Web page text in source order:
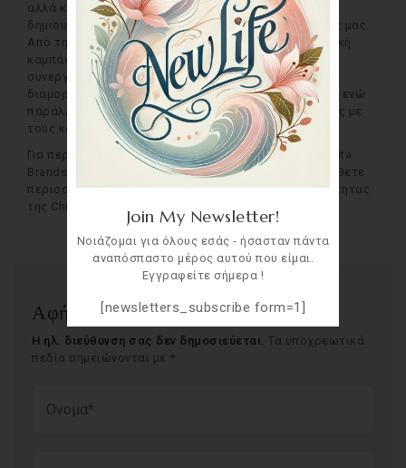
αλλά και τον ρόλο που παίζουν η καινοτομία και η
δημιουργικότητα σε κάθε πτυχή της δραστηριότητάς μας.
Από την πρωτοποριακήYelloway One
έως τη δυναμική
καμπάνια
Pop by Nature, αποδεικνύουμε πώς
συνεργαζόμαστε με τους εταίρους μας για να
διαμορφώσουμε το μέλλον των φρέσκων προϊόντων, ενώ
παράλληλα χτίζουμε ισχυρές και ουσιαστικές σχέσεις με
τους καταναλωτές μας.»
Για περισσότερες πληροφορίες σχετικά με την Chiquita
Brands, επισκεφθείτε τοwww.chiquita.com
. Για να μάθετε
περισσότερα σχετικά με τις πρωτοβουλίες βιωσιμότητας
της Chiquita, κάντε κλικ
Αφήστε μια απάντηση
Η ηλ. διεύθυνση σας δεν δημοσιεύεται. Τα υποχρεωτικά
πεδία σημειώνονται με *
Join My Newsletter!
Νοιάζομαι για όλους εσάς - ήσασταν πάντα
αναπόσπαστο μέρος αυτού που είμαι.
Εγγραφείτε σήμερα !
[newsletters_subscribe form=1]